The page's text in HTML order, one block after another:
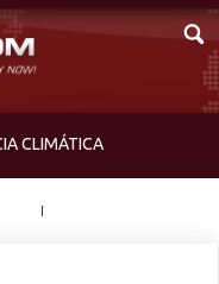
CLIMÁTICA